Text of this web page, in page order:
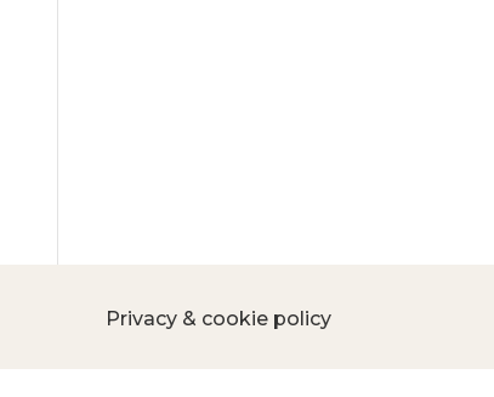
Privacy & cookie policy